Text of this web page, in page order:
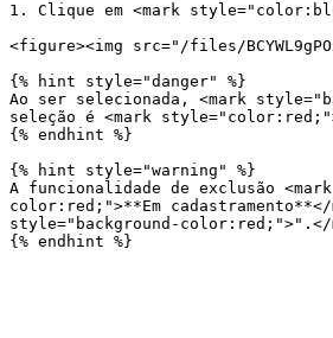
1. Clique em <mark
<figure><img src="/files/
{% hint style="danger" %}
Ao ser selecionada, <mark
seleção é <mark
{% endhint %}
{% hint style="warning" %}
A funcionalidade de exclusão
color:red;">**Em
style="background-color:red;">".</